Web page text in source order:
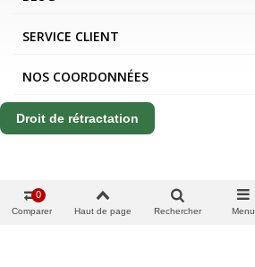
SERVICE CLIENT
NOS COORDONNÉES
Droit de rétractation
Comparer
0
Haut de page Rechercher Menu